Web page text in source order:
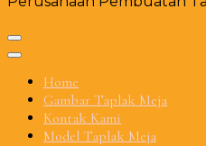
Home
Gambar Taplak Meja
Kontak Kami
Model Taplak Meja